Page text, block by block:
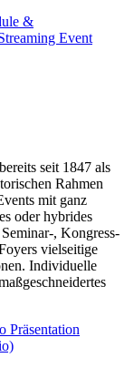
&
Event
seit 1847 als
Rahmen
mit ganz
oder hybrides
, Kongress-
vielseitige
Individuelle
Präsentation